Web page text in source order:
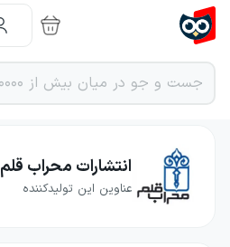
انتشارات محراب قلم
عناوین این تولیدکننده